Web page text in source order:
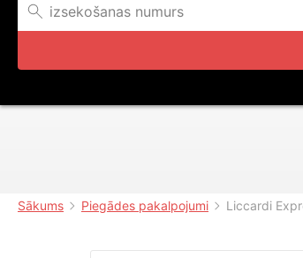
Sākums Piegādes pakalpojumi Liccardi